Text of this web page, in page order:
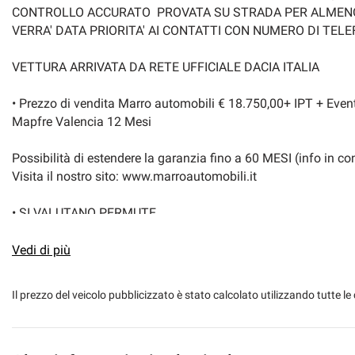
Marmitta catalitica Monitoraggio
REGOLAZIONE VOLANTE IN ALTEZZA Riconoscimento
Sensori di parcheggio posteriori Servosterzo
Navigatore satellitare
Touch screen USB
CONTROLLO ACCURATO PROVATA SU STRADA PER
VERRA' DATA PRIORITA' AI CONTATTI CON NUMERO DI
VETTURA ARRIVATA DA RETE UFFICIALE DACIA ITALIA
• Prezzo di vendita Marro automobili € 18.750,00+ IPT +
Mapfre Valencia 12 Mesi
Possibilità di estendere la garanzia fino a 60 MESI (info in
Visita il nostro sito: www.marroautomobili.it
• SI VALUTANO PERMUTE...
• GARANZIA 12 mesi di conformità
tutto cio' che rende tranquilla la vostra guida.
Vedi di più
Il prezzo del veicolo pubblicizzato è stato calcolato utilizzando tutte